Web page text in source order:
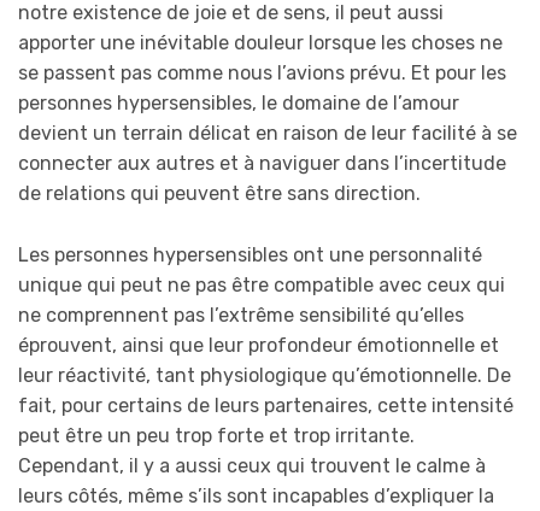
notre existence de joie et de sens, il peut aussi
apporter une inévitable douleur lorsque les choses ne
se passent pas comme nous l’avions prévu. Et pour les
personnes hypersensibles, le domaine de l’amour
devient un terrain délicat en raison de leur facilité à se
connecter aux autres et à naviguer dans l’incertitude
de relations qui peuvent être sans direction.
Les personnes hypersensibles ont une personnalité
unique qui peut ne pas être compatible avec ceux qui
ne comprennent pas l’extrême sensibilité qu’elles
éprouvent, ainsi que leur profondeur émotionnelle et
leur réactivité, tant physiologique qu’émotionnelle. De
fait, pour certains de leurs partenaires, cette intensité
peut être un peu trop forte et trop irritante.
Cependant, il y a aussi ceux qui trouvent le calme à
leurs côtés, même s’ils sont incapables d’expliquer la